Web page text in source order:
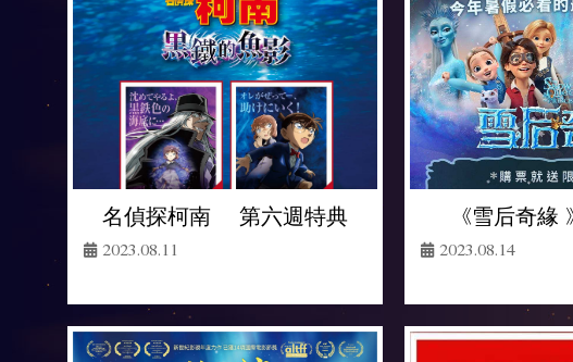
名偵探柯南‪ 第六週特典
2023.08.11
《雪后奇緣
2023.08.14